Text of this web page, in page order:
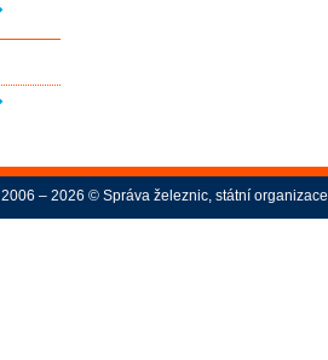
2006 – 2026 © Správa železnic, státní organizace